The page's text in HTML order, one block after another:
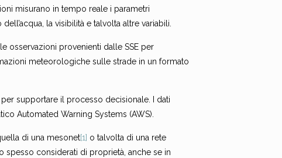
misurano in tempo reale i parametri
la visibilità e talvolta altre variabili.
osservazioni provenienti dalle SSE per
meteorologiche sulle strade in un formato
supportare il processo decisionale. I dati
Automated Warning Systems (AWS).
di una mesonet[1] o talvolta di una rete
spesso considerati di proprietà, anche se in